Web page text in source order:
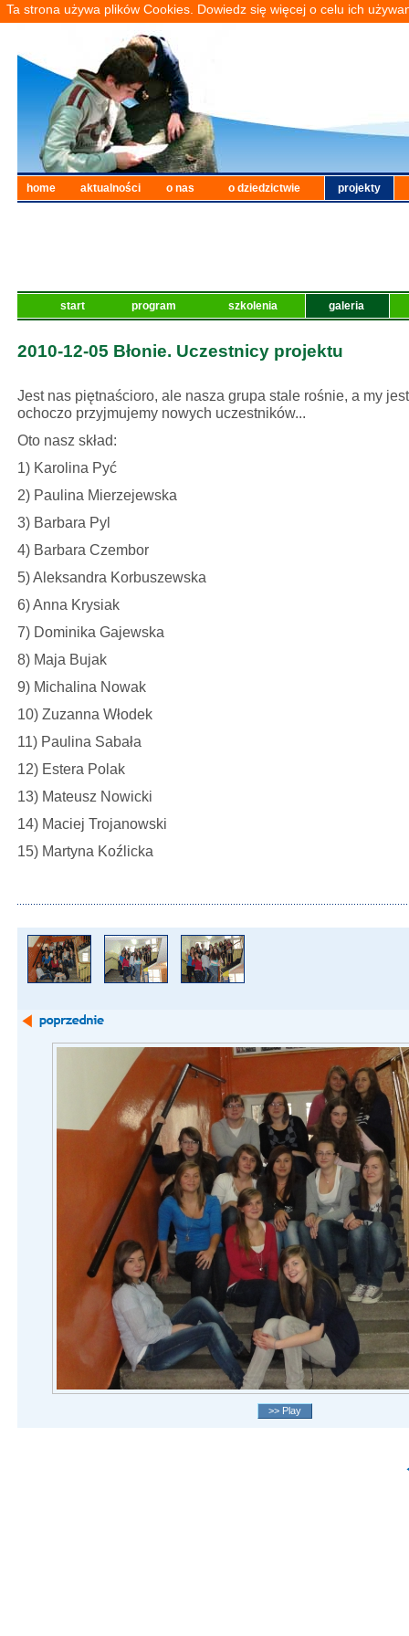
Ta strona używa plików Cookies. Dowiedz się więcej o celu ich
home aktualności o nas o dziedzictwie projekty
start program szkolenia galeria
2010-12-05 Błonie. Uczestnicy projektu
Jest nas piętnaścioro, ale nasza grupa stale rośnie, a my
ochoczo przyjmujemy nowych uczestników...
Oto nasz skład:
1) Karolina Pyć
2) Paulina Mierzejewska
3) Barbara Pyl
4) Barbara Czembor
5) Aleksandra Korbuszewska
6) Anna Krysiak
7) Dominika Gajewska
8) Maja Bujak
9) Michalina Nowak
10) Zuzanna Włodek
11) Paulina Sabała
12) Estera Polak
13) Mateusz Nowicki
14) Maciej Trojanowski
15) Martyna Koźlicka
>> Play